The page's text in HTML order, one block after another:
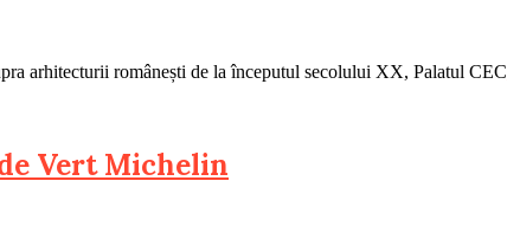
arhitecturii românești de la începutul secolului XX, Palatul CEC
Vert Michelin